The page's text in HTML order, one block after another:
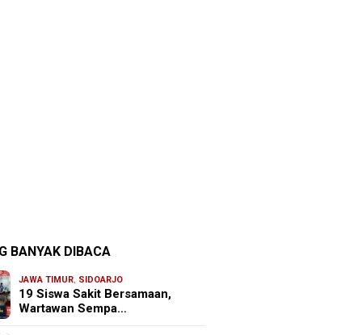
BANYAK DIBACA
JAWA TIMUR, SIDOARJO
19 Siswa Sakit Bersamaan,
Wartawan Sempa…